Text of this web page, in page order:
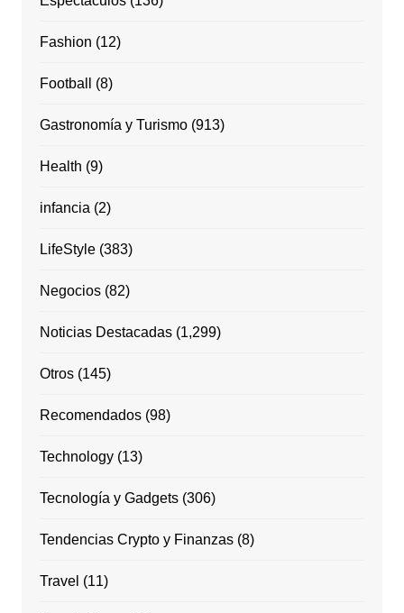
Fashion (12)
Football (8)
Gastronomía y Turismo(913)
Health (9)
infancia (2)
LifeStyle(383)
Negocios(82)
Noticias Destacadas(1,299)
Otros(145)
Recomendados(98)
Technology(13)
Tecnología y Gadgets(306)
Tendencias Crypto y Finanzas(8)
Travel (11)